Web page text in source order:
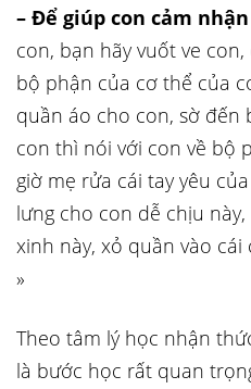
– Để giúp con cảm
con, bạn hãy vuốt ve
bộ phận của cơ thể của
quần áo cho con, sờ đến
con thì nói với con về bộ
giờ mẹ rửa cái tay yêu
lưng cho con dễ chịu
xinh này, xỏ quần vào
»
Theo tâm lý học nhận
là bước học rất quan